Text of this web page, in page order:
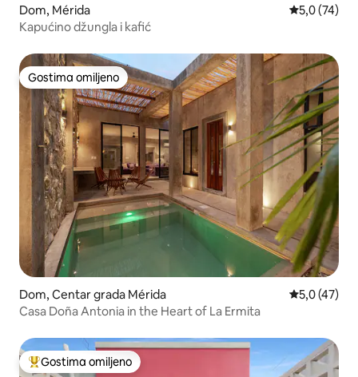
Dom, Mérida Prosečna
5,0 (74)
Kapućino džungla i kafić
Gostima omiljeno
Gostima omiljeno
Dom, Centar grada Mérida Prosečna
5,0 (47)
Casa Doña Antonia in the Heart of La Ermita
Najuspešniji među gostima omiljenim
Gostima omiljeno